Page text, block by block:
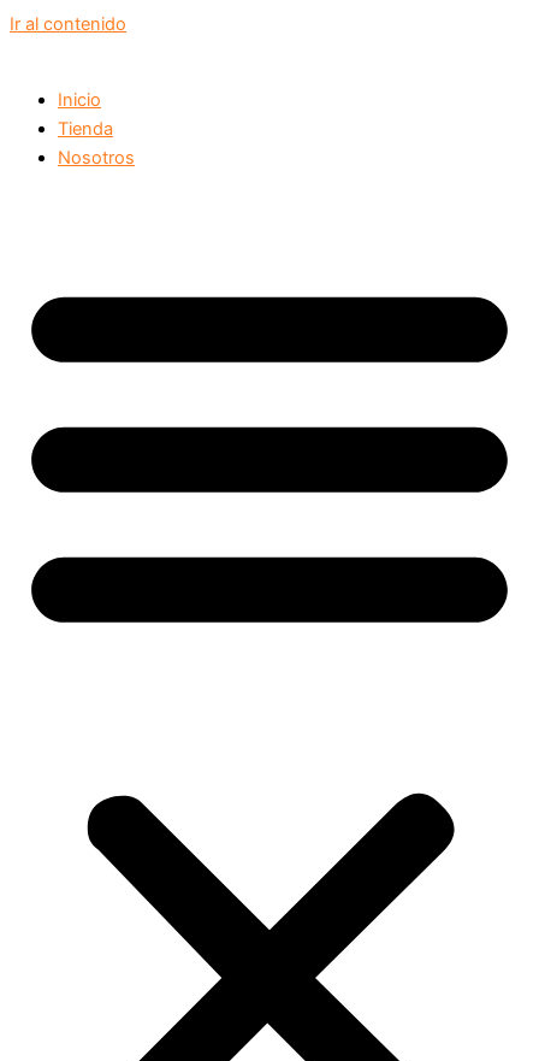
Ir al contenido
Inicio
Tienda
Nosotros